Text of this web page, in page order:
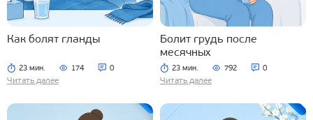
Как болят гланды
23 мин. 174 0
Читать далее
Болит грудь после
месячных
23 мин. 792 0
Читать далее